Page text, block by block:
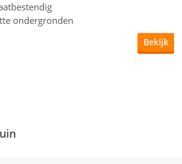
ondergronden
Bekijk